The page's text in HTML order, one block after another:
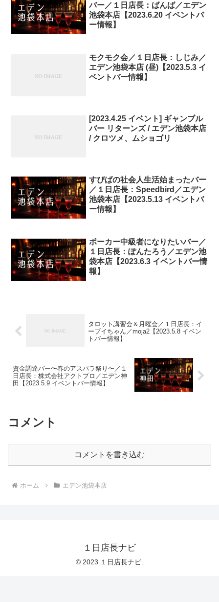
バー／１日店長：ばんば／エデン
池袋本店【2023.6.20 イベントバ
ー情報】
モクモク会／１日店長：しじみ／
エデン池袋本店 (昼)【2023.5.3 イ
ベントバー情報】
[2023.4.25 イベント] ギャンブル
バー リターンズ / エデン池袋本店
/ クロツメ、ムショゴリ
すぴばの社会人生活始まったバー
／１日店長：Speedbird／エデン
池袋本店【2023.5.13 イベントバ
ー情報】
ポーカー中級者になりたいバー／
１日店長：ぽんたろう／エデン池
袋本店【2023.6.3 イベントバー情
報】
タロット講習会＆月曜会／１日店長：イ
ーブイちゃん／moja2【2023.5.8 イベン
トバー情報】
資金調達バー〜春のアスパラ祭り〜／１
日店長：株式会社アクトプロ／エデン神
田【2023.5.9 イベントバー情報】
コメント
コメントを書き込む
ホーム エデン池袋本店
１日店長ナビ
© 2023 １日店長ナビ.